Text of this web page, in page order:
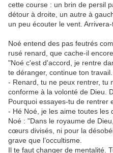
cette course : un brin de persil
détour à droite, un autre à
un peu écouter le vent.
Noé entend des pas feutrés
rusé renard, que cache-il
"Noé c'est d'accord, je rentre
te déranger, continue ton travail.
- Renard, tu ne peux rentrer, tu
conforme à la volonté de Dieu.
Pourquoi essayes-tu de rentrer
- Hé Noé, je les aime toutes les
Noé : "Dans le royaume de
cœurs divisés, ni pour la
grave que l’occultisme.
Il te faut changer de mentalité.